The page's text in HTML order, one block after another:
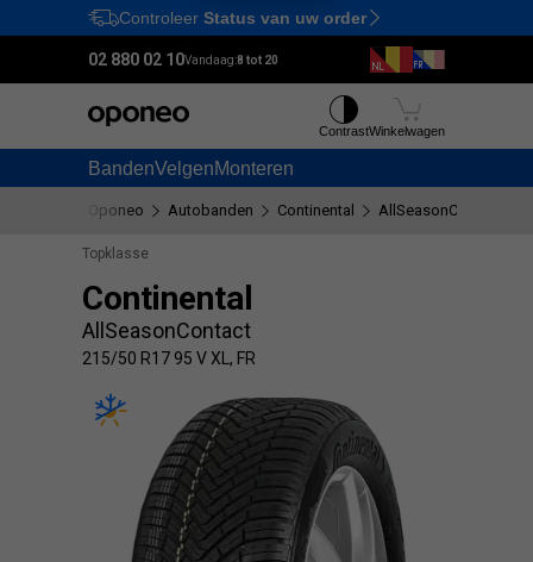
Ctrl M
Controleer Status van uw order
02 880 02 10Vandaag:8 tot 20
BandenVelgenMonteren
ContrastWinkelwagen
Oponeo Autobanden Continental AllSeasonContact
Topklasse
Continental
AllSeasonContact
215/50 R17 95 V XL, FR